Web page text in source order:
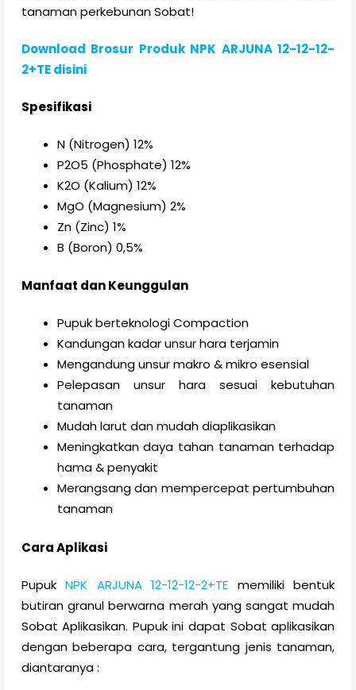
tanaman perkebunan Sobat!
Download Brosur Produk NPK ARJUNA 12-12-12-
2+TE disini
Spesifikasi
N (Nitrogen) 12%
P2O5 (Phosphate) 12%
K2O (Kalium) 12%
MgO (Magnesium) 2%
Zn (Zinc) 1%
B (Boron) 0,5%
Manfaat dan Keunggulan
Pupuk berteknologi Compaction
Kandungan kadar unsur hara terjamin
Mengandung unsur makro & mikro esensial
Pelepasan unsur hara sesuai kebutuhan
tanaman
Mudah larut dan mudah diaplikasikan
Meningkatkan daya tahan tanaman terhadap
hama & penyakit
Merangsang dan mempercepat pertumbuhan
tanaman
Cara Aplikasi
PupukNPK ARJUNA 12-12-12-2+TE memiliki bentuk
butiran granul berwarna merah yang sangat mudah
Sobat Aplikasikan. Pupuk ini dapat Sobat aplikasikan
dengan beberapa cara, tergantung jenis tanaman,
diantaranya :